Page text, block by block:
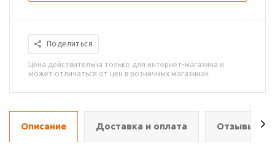
Поделиться
Цена действительна только для интернет-магазина и
может отличаться от цен в розничных магазинах
Описание Доставка и оплата Отзывы о